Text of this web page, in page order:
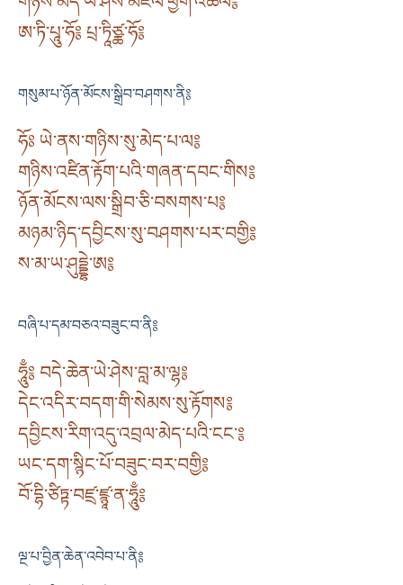
ཨ་ཏི་པཱུ་ཧོ༔ པྲ་ཏཱིཙྪ་ཧོ༔
གསུམ་པ་ཉོན་མོངས་སྒྲིབ་བཤགས་ནི༔
ཧོཿ ཡེ་ནས་གཉིས་སུ་མེད་པ་ལ༔
གཉིས་འཛིན་རྟོག་པའི་གཞན་དབང་གིས༔
ཉོན་མོངས་ལས་སྒྲིབ་ཅི་བསགས་པ༔
མཉམ་ཉིད་དབྱིངས་སུ་བཤགས་པར་བགྱི༔
ས་མ་ཡ་ཤུདྡྷེ་ཨ༔
བཞི་པ་དམ་བཅའ་བཟུང་བ་ནི༔
ཧཱུྃ༔ བདེ་ཆེན་ཡེ་ཤེས་བླ་མ་ལྷ༔
དེང་འདིར་བདག་གི་སེམས་སུ་རྟོགས༔
དབྱིངས་རིག་འདུ་འབྲལ་མེད་པའི་ངང་༔
ཡང་དག་སྙིང་པོ་བཟུང་བར་བགྱི༔
བོ་དྷི་ཙིཏྟ་བཛྲ་ཛྙཱ་ན་ཧཱུྃ༔
ལྔ་པ་བྱིན་ཆེན་འབེབ་པ་ནི༔